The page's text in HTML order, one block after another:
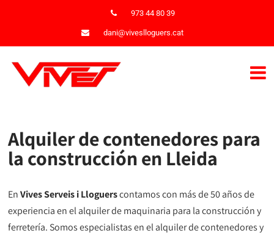
973 44 80 39
dani@viveslloguers.cat
Alquiler de contenedores para
la construcción en Lleida
EnVives Serveis i Lloguerscontamos con más de 50 años de
experiencia en el alquiler de maquinaria para la construcción y
ferretería. Somos especialistas en el alquiler de contenedores y